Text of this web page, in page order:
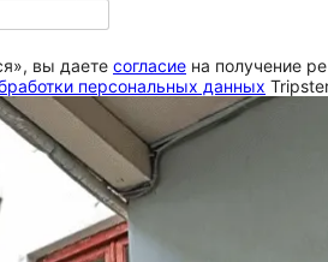
вы даете согласие на получение
персональных данных